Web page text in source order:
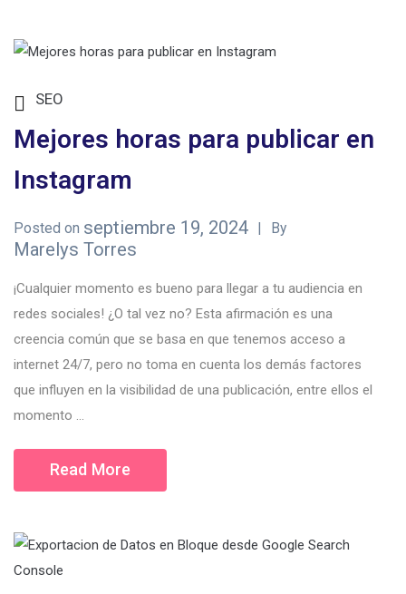
SEO
Mejores horas para publicar en
Instagram
Posted on septiembre 19, 2024 By
Marelys Torres
¡Cualquier momento es bueno para llegar a tu audiencia en
redes sociales! ¿O tal vez no? Esta afirmación es una
creencia común que se basa en que tenemos acceso a
internet 24/7, pero no toma en cuenta los demás factores
que influyen en la visibilidad de una publicación, entre ellos el
momento ...
Read More